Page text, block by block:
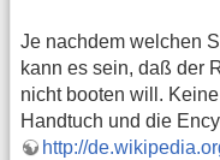
Je nachdem welchen
kann es sein, daß der
nicht booten will.
Handtuch und die
http://